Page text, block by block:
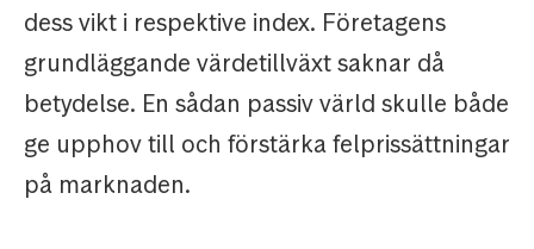
dess vikt i respektive index. Företagens
grundläggande värdetillväxt saknar då
betydelse. En sådan passiv värld skulle både
ge upphov till och förstärka felprissättningar
på marknaden.